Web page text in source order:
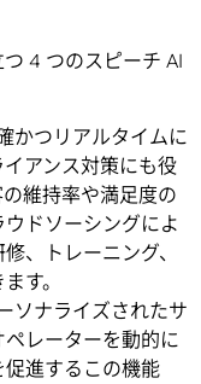
4 つのスピーチ AI
かつリアルタイムに
アンス対策にも役
維持率や満足度の
ドソーシングによ
、トレーニング、
す。
ソナライズされたサ
レーターを動的に
促進するこの機能